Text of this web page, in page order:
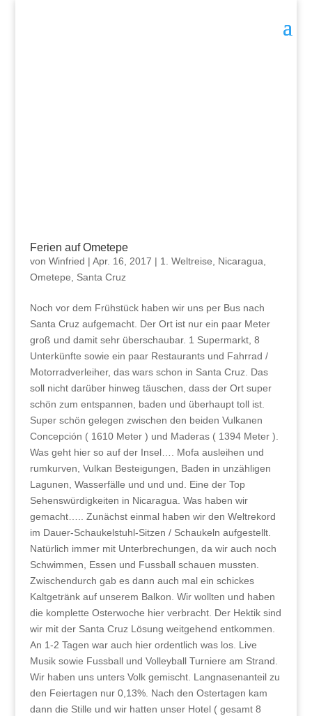
Ferien auf Ometepe
von Winfried | Apr. 16, 2017 | 1. Weltreise Nicaragua
Ometepe
Santa Cruz
Noch vor dem Frühstück haben wir uns per Bus nach
Santa Cruz aufgemacht. Der Ort ist nur ein paar Meter
groß und damit sehr überschaubar. 1 Supermarkt, 8
Unterkünfte sowie ein paar Restaurants und Fahrrad /
Motorradverleiher, das wars schon in Santa Cruz. Das
soll nicht darüber hinweg täuschen, dass der Ort super
schön zum entspannen, baden und überhaupt toll ist.
Super schön gelegen zwischen den beiden Vulkanen
Concepción ( 1610 Meter ) und Maderas ( 1394 Meter ).
Was geht hier so auf der Insel…. Mofa ausleihen und
rumkurven, Vulkan Besteigungen, Baden in unzähligen
Lagunen, Wasserfälle und und und. Eine der Top
Sehenswürdigkeiten in Nicaragua. Was haben wir
gemacht….. Zunächst einmal haben wir den Weltrekord
im Dauer-Schaukelstuhl-Sitzen / Schaukeln aufgestellt.
Natürlich immer mit Unterbrechungen, da wir auch noch
Schwimmen, Essen und Fussball schauen mussten.
Zwischendurch gab es dann auch mal ein schickes
Kaltgetränk auf unserem Balkon. Wir wollten und haben
die komplette Osterwoche hier verbracht. Der Hektik sind
wir mit der Santa Cruz Lösung weitgehend entkommen.
An 1-2 Tagen war auch hier ordentlich was los. Live
Musik sowie Fussball und Volleyball Turniere am Strand.
Wir haben uns unters Volk gemischt. Langnasenanteil zu
den Feiertagen nur 0,13%. Nach den Ostertagen kam
dann die Stille und wir hatten unser Hotel ( gesamt 8